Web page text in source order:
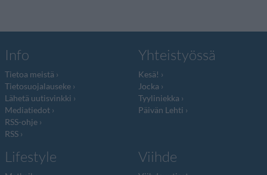
Info
Tietoa meistä
Tietosuojalauseke
Lähetä uutisvinkki
Mediatiedot
RSS-ohje
RSS
Yhteistyössä
Kesä!
Jocka
Tyyliniekka
Päivän Lehti
Lifestyle Viihde